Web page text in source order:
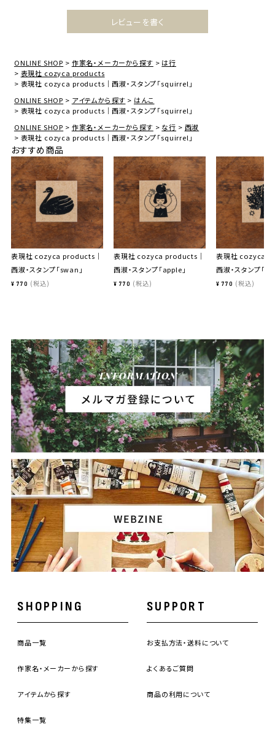
レビューを書く
ONLINE SHOP 作家名・メーカーから探す
は行
表現社 cozyca products
表現社 cozyca products｜西淑・スタンプ「squirrel」
ONLINE SHOP
アイテムから探す
はんこ
表現社 cozyca products｜西淑・スタンプ「squirrel」
ONLINE SHOP
作家名・メーカーから探す な行
西淑
表現社 cozyca products｜西淑・スタンプ「squirrel」
おすすめ商品
表現社 cozyca products｜
西淑・スタンプ「swan」
¥ 770 税込
表現社 cozyca products｜
西淑・スタンプ「apple」
¥ 770 税込
表現社 cozyca
西淑・スタンプ「
¥ 770 税込
SHOPPING
商品一覧
作家名・メーカーから探す
アイテムから探す
特集一覧
SUPPORT
お支払方法・送料について
よくあるご質問
商品の利用について